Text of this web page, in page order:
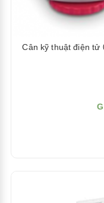
Cân kỹ thuật điện tử